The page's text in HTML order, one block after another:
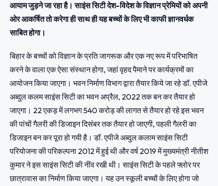
आयाम जुड़ने जा रहा है। साइंस सिटी देश-विदेश के विज्ञान प्रेमियों को अपनी
ओर आकर्षित तो करेगा ही साथ ही यह बच्चों के लिए भी काफी ज्ञानवर्धक
साबित होगा।
बिहार के बच्चों को विज्ञान के प्रति जागरूक और एक नए रूप में परिभाषित
करने के वाला एक ऐसा संस्थान होगा, जहां वृहद पैमाने पर कार्यक्रमों का
आयोजन किया जाएगा। भवन निर्माण विभाग द्वारा तैयार किये जा रहे डॉ. एपीजे
अब्दुल कलम साइंस सिटी का भवन अप्रैल, 2022 तक बन कर तैयार हो
जाएगा। 22 एकड़ में लगभग 540 करोड़ की लागत से तैयार हो रहे इस भवन
की पांचों गैलरी की डिजाइन दिसंबर तक तैयार हो जाएगी, पहली गैलरी का
डिजाइन बन कर पूरा हो गयी है। डॉ. एपीजे अब्दुल कलाम साइंस सिटी
परियोजना की परिकल्पना 2012 में हुई थी और वर्ष 2019 में मुख्यमंत्री नीतीश
कुमार ने इस साइंस सिटी की नींव रखी थी। साइंस सिटी के पहले फ्लोर पर
छात्रावास का निर्माण किया जाएगा। यह उन स्कूली बच्चों के लिए होगा जो